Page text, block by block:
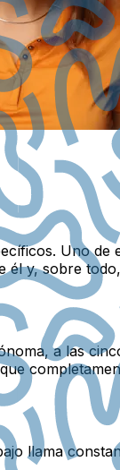
Uno
él y, sobre
a las
llama